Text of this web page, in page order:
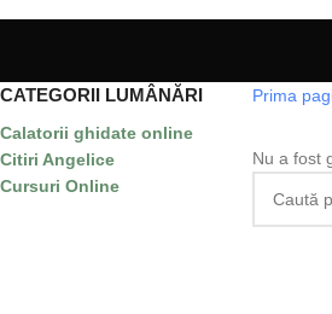
CATEGORII LUMÂNĂRI
Calatorii ghidate online
Citiri Angelice
Cursuri Online
Prima
Nu a fost